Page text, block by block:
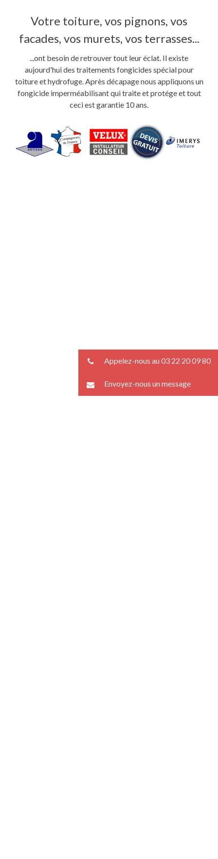
Votre toiture, vos pignons, vos
facades, vos murets, vos terrasses...
...ont besoin de retrouver tout leur éclat. Il existe
aujourd'hui des traitements fongicides spécial pour
toiture et hydrofuge. Après décapage nous appliquons un
fongicide imperméabilisant qui traite et protége et tout
ceci est garantie 10 ans.
Appelez-nous au 03 22 20 09 80
Envoyez-nous un message